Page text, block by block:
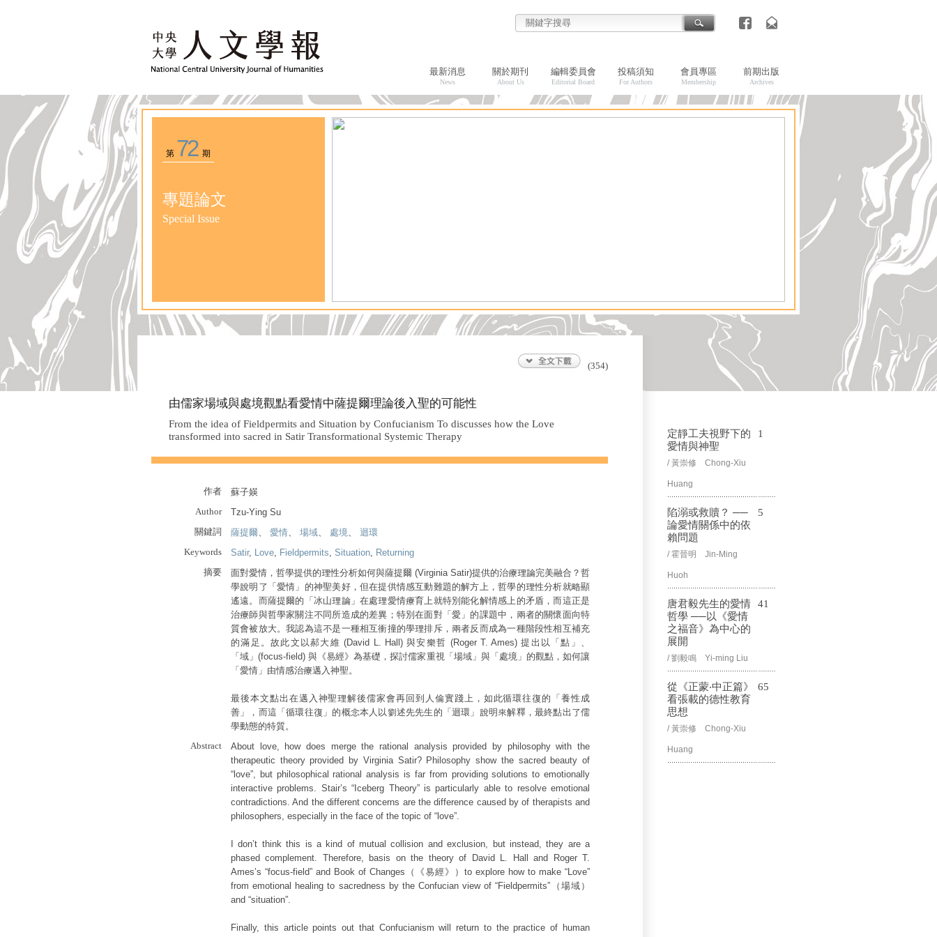
最新消息
News
關於期刊
About Us
編輯委員會
Editorial Board
投稿須知
For Authors
會員專區
Membership
前期出版
Archives
第 72期
專題論文
Special Issue
(354)
由儒家場域與處境觀點看愛情中薩提爾理論後入聖的可能性
From the idea of Fieldpermits and Situation by Confucianism To discusses how the Love
transformed into sacred in Satir Transformational Systemic Therapy
作者
蘇子媖
Author
Tzu-Ying Su
關鍵詞
薩提爾、 愛情、 場域、 處境、 迴環
Keywords
Satir, Love, Fieldpermits, Situation, Returning
摘要
面對愛情，哲學提供的理性分析如何與薩提爾 (Virginia Satir)提供的治療理論完美融合？哲
學說明了「愛情」的神聖美好，但在提供情感互動難題的解方上，哲學的理性分析就略顯
遙遠。而薩提爾的「冰山理論」在處理愛情療育上就特別能化解情感上的矛盾，而這正是
治療師與哲學家關注不同所造成的差異；特別在面對「愛」的課題中，兩者的關懷面向特
質會被放大。我認為這不是一種相互衝撞的學理排斥，兩者反而成為一種階段性相互補充
的滿足。故此文以郝大維 (David L. Hall) 與安樂哲 (Roger T. Ames) 提出以「點」、
「域」(focus-field) 與《易經》為基礎，探討儒家重視「場域」與「處境」的觀點，如何讓
「愛情」由情感治療邁入神聖。
最後本文點出在邁入神聖理解後儒家會再回到人倫實踐上，如此循環往復的「養性成
善」，而這「循環往復」的概念本人以劉述先先生的「迴環」說明來解釋，最終點出了儒
學動態的特質。
Abstract
About love, how does merge the rational analysis provided by philosophy with the
therapeutic theory provided by Virginia Satir? Philosophy show the sacred beauty of
“love”, but philosophical rational analysis is far from providing solutions to emotionally
interactive problems. Stair’s “Iceberg Theory” is particularly able to resolve emotional
contradictions. And the different concerns are the difference caused by of therapists and
philosophers, especially in the face of the topic of “love”.
I don’t think this is a kind of mutual collision and exclusion, but instead, they are a
phased complement. Therefore, basis on the theory of David L. Hall and Roger T.
Ames’s “focus-field” and Book of Changes（《易經》）to explore how to make “Love”
from emotional healing to sacredness by the Confucian view of “Fieldpermits”（場域）
and “situation”.
Finally, this article points out that Confucianism will return to the practice of human
定靜工夫視野下的
愛情與神聖
/ 黃崇修 Chong-Xiu
Huang
1
陷溺或救贖？ ──
論愛情關係中的依
賴問題
/ 霍晉明 Jin-Ming
Huoh
5
唐君毅先生的愛情
哲學 ──以《愛情
之福音》為中心的
展開
/ 劉毅鳴 Yi-ming Liu
41
從《正蒙‧中正篇》
看張載的德性教育
思想
/ 黃崇修 Chong-Xiu
Huang
65